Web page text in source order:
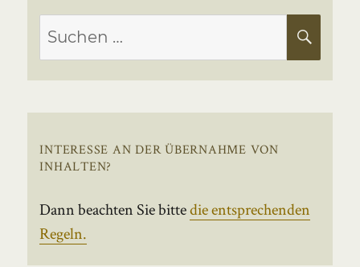
Suchen
nach:
INTERESSE AN DER ÜBERNAHME VON
INHALTEN?
Dann beachten Sie bittedie entsprechenden
Regeln.